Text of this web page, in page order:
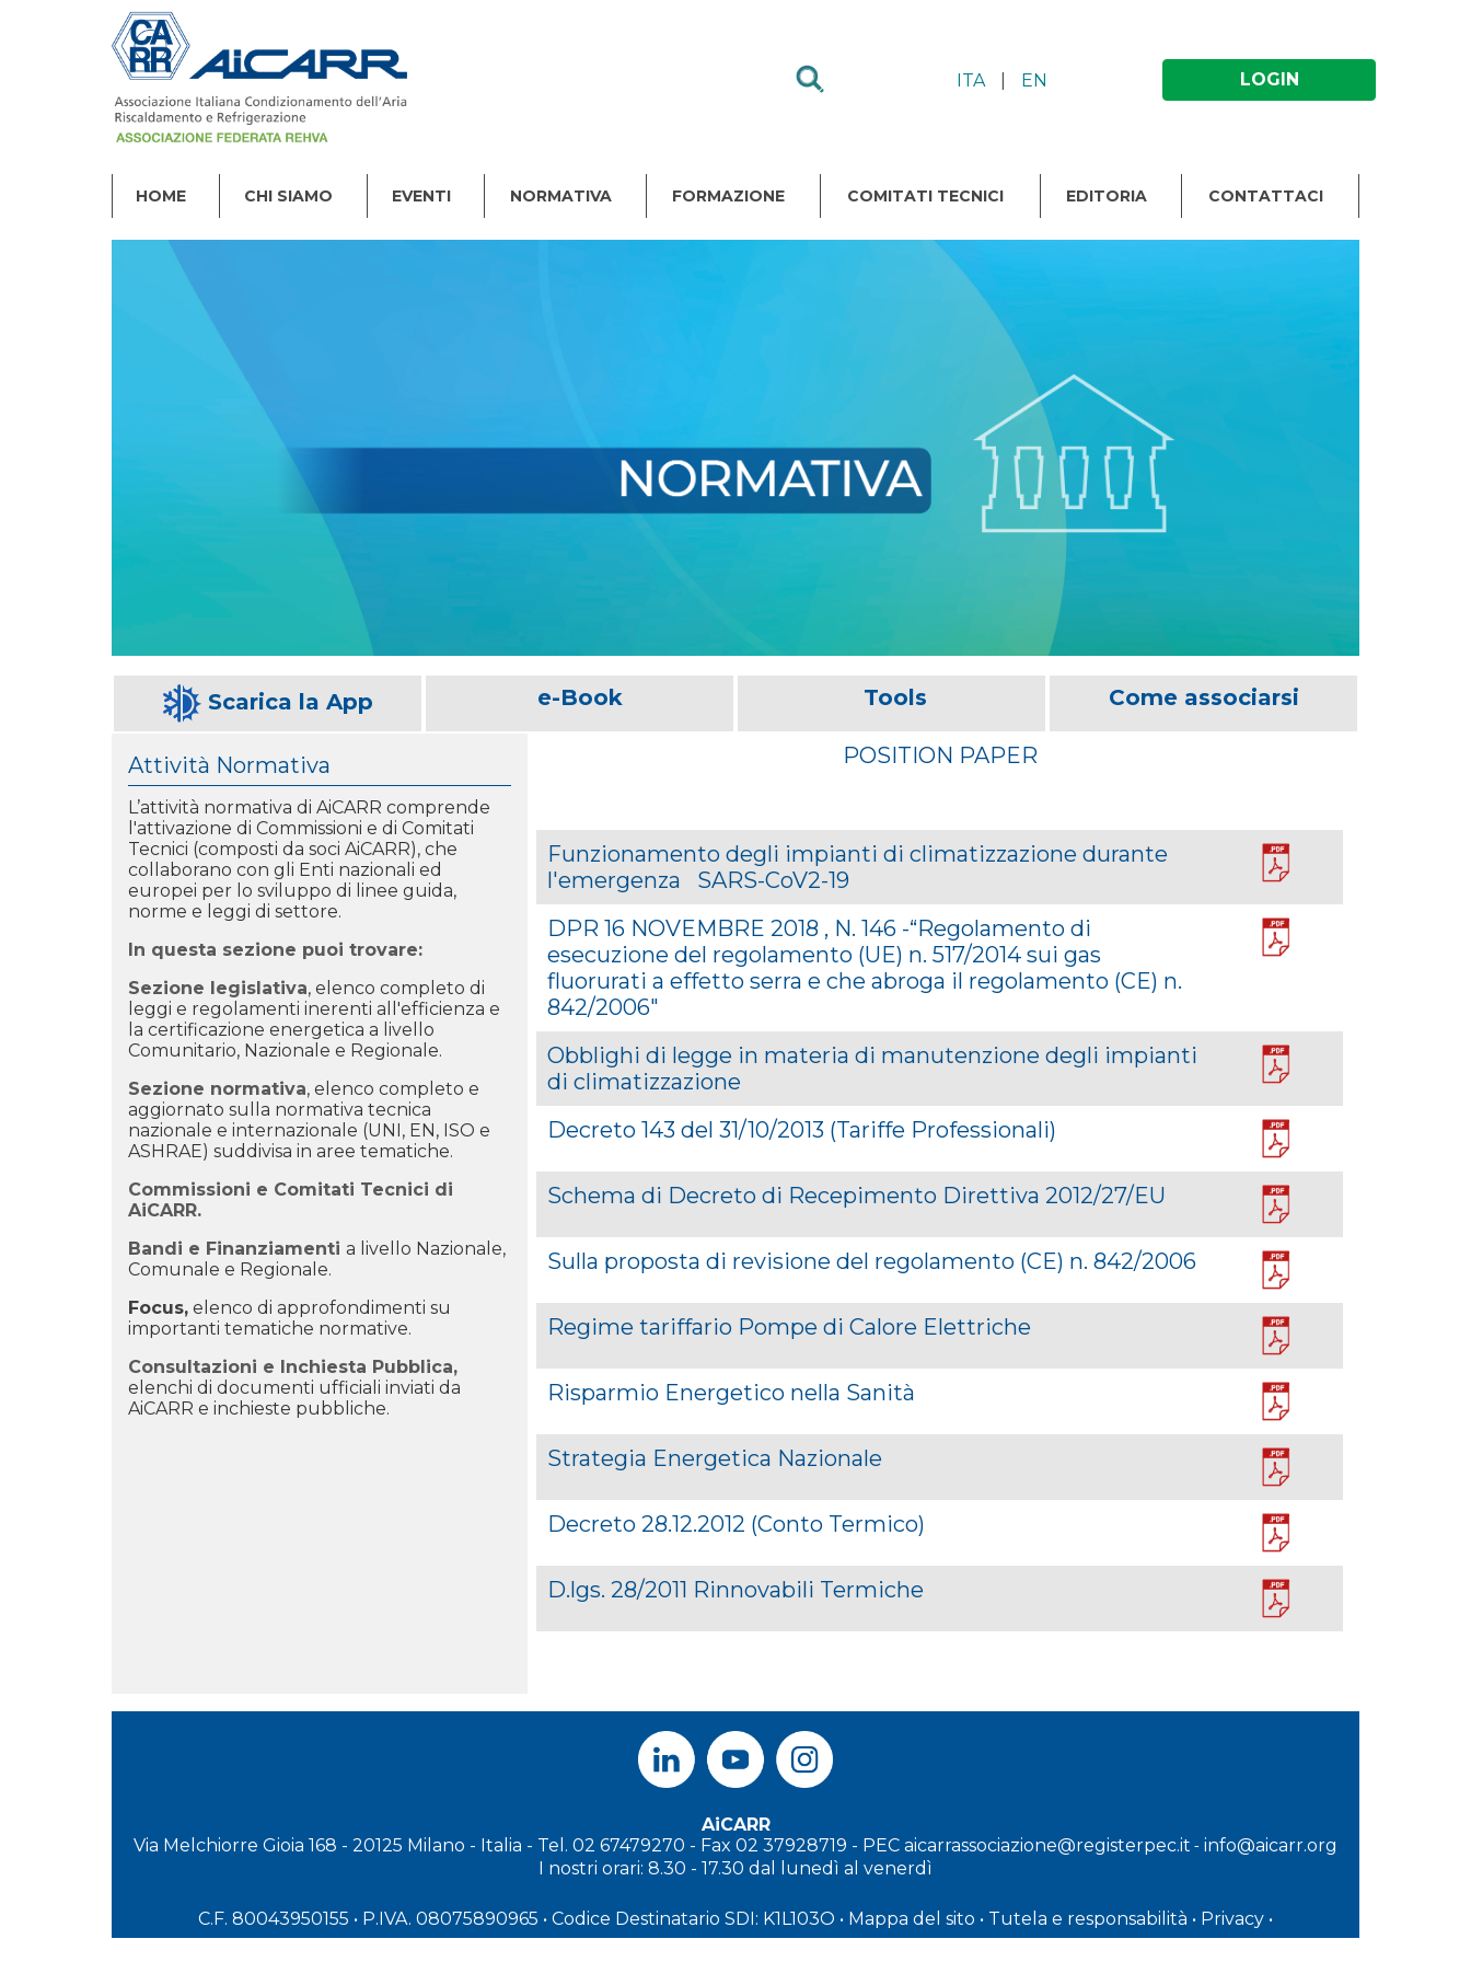
ITA EN LOGIN
HOME CHI SIAMO EVENTI NORMATIVA FORMAZIONE COMITATI TECNICI EDITORIA CONTATTACI
Scarica la App e-Book Tools Come associarsi
Attività Normativa
L’attività normativa di AiCARR comprende
l'attivazione di Commissioni e di Comitati
Tecnici (composti da soci AiCARR), che
collaborano con gli Enti nazionali ed
europei per lo sviluppo di linee guida,
norme e leggi di settore.
In questa sezione puoi trovare:
Sezione legislativa, elenco completo di
leggi e regolamenti inerenti all'efficienza e
la certificazione energetica a livello
Comunitario, Nazionale e Regionale.
Sezione normativa, elenco completo e
aggiornato sulla normativa tecnica
nazionale e internazionale (UNI, EN, ISO e
ASHRAE) suddivisa in aree tematiche.
Commissioni e Comitati Tecnici di
AiCARR.
Bandi e Finanziamenti a livello Nazionale,
Comunale e Regionale.
Focus, elenco di approfondimenti su
importanti tematiche normative.
Consultazioni e Inchiesta Pubblica,
elenchi di documenti ufficiali inviati da
AiCARR e inchieste pubbliche.
POSITION PAPER
Funzionamento degli impianti di climatizzazione durante
l'emergenza SARS-CoV2-19
DPR 16 NOVEMBRE 2018 , N. 146 -“Regolamento di
esecuzione del regolamento (UE) n. 517/2014 sui gas
fluorurati a effetto serra e che abroga il regolamento (CE) n.
842/2006"
Obblighi di legge in materia di manutenzione degli impianti
di climatizzazione
Decreto 143 del 31/10/2013 (Tariffe Professionali)
Schema di Decreto di Recepimento Direttiva 2012/27/EU
Sulla proposta di revisione del regolamento (CE) n. 842/2006
Regime tariffario Pompe di Calore Elettriche
Risparmio Energetico nella Sanità
Strategia Energetica Nazionale
Decreto 28.12.2012 (Conto Termico)
D.lgs. 28/2011 Rinnovabili Termiche
AiCARR
Via Melchiorre Gioia 168 - 20125 Milano - Italia - Tel. 02 67479270 - Fax 02 37928719 - PEC aicarrassociazione@registerpec.it - info@aicarr.org
I nostri orari: 8.30 - 17.30 dal lunedì al venerdì
C.F. 80043950155 • P.IVA. 08075890965 • Codice Destinatario SDI: K1L103O • Mappa del sito • Tutela e responsabilità • Privacy •